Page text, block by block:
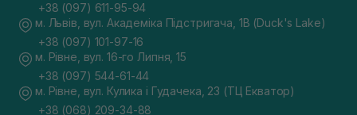
+38 (097) 611-95-94
м. Львів, вул. Академіка Підстригача, 1В (Duck's Lake)
+38 (097) 101-97-16
м. Рівне, вул. 16-го Липня, 15
+38 (097) 544-61-44
м. Рівне, вул. Кулика і Гудачека, 23 (ТЦ Екватор)
+38 (068) 209-34-88